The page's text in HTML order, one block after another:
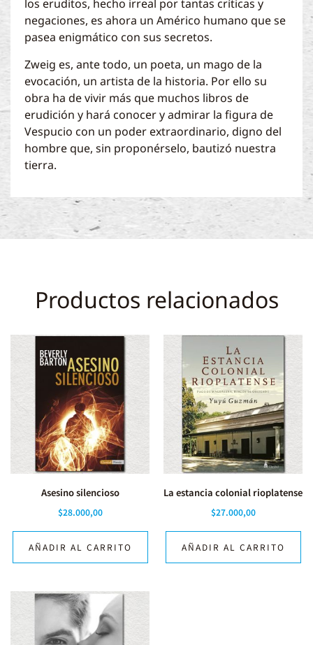
los eruditos, hecho irreal por tantas críticas y
negaciones, es ahora un Américo humano que se
pasea enigmático con sus secretos.
Zweig es, ante todo, un poeta, un mago de la
evocación, un artista de la historia. Por ello su
obra ha de vivir más que muchos libros de
erudición y hará conocer y admirar la figura de
Vespucio con un poder extraordinario, digno del
hombre que, sin proponérselo, bautizó nuestra
tierra.
Productos relacionados
Asesino silencioso
$28.000,00
AÑADIR AL CARRITO
La estancia colonial rioplatense
$27.000,00
AÑADIR AL CARRITO